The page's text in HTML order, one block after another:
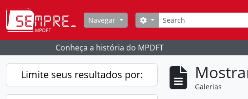
Skip to main content
Navegar
Buscar
Opções de busca
Conheça a história do MPDFT
Limite seus resultados por:
Galerias